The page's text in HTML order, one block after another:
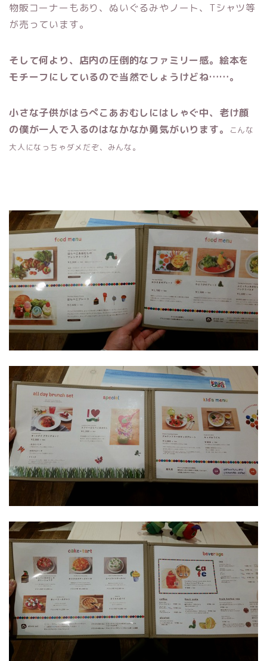
物販コーナーもあり、ぬいぐるみやノート、Tシャツ等
が売っています。
そして何より、店内の圧倒的なファミリー感。絵本を
モチーフにしているので当然でしょうけどね……。
小さな子供がはらぺこあおむしにはしゃぐ中、老け顔
の僕が一人で入るのはなかなか勇気がいります。
こんな
大人になっちゃダメだぞ、みんな。